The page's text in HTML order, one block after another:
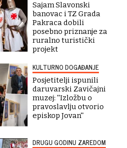
Sajam Slavonski
banovac i TZ Grada
Pakraca dobili
posebno priznanje za
ruralno turistički
projekt
KULTURNO DOGAĐANJE
Posjetitelji ispunili
daruvarski Zavičajni
muzej: ''Izložbu o
pravoslavlju otvorio
episkop Jovan''
DRUGU GODINU ZAREDOM